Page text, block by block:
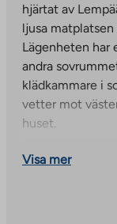
hjärtat av
ljusa
Lägenheten har
andra
klädkammare i
vetter mot
huset.
Lägenheten är
Visa mer